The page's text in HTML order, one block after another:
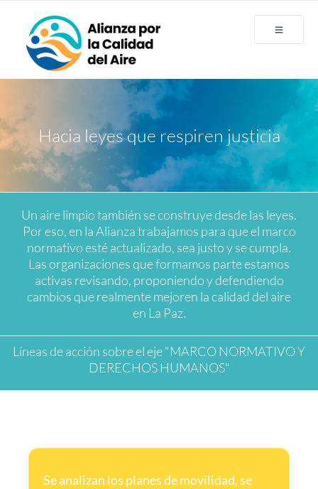
Hacia leyes que respiren justicia
Un aire limpio también se construye desde las leyes.
Por eso, en la Alianza trabajamos para que el marco
normativo esté actualizado, sea justo y se cumpla.
Las organizaciones que formamos parte estamos
activas revisando, proponiendo y defendiendo
cambios que realmente mejoren la calidad del aire
en La Paz.
Líneas de acción sobre el eje "MARCO NORMATIVO Y
DERECHOS HUMANOS"
Se analizan los planes de movilidad, se